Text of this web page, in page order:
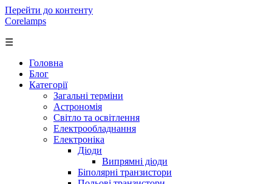
Перейти до контенту
Corelamps
☰
Головна
Блог
Категорії
Загальні терміни
Астрономія
Світло та освітлення
Електрообладнання
Електроніка
Діоди
Випрямні діоди
Біполярні транзистори